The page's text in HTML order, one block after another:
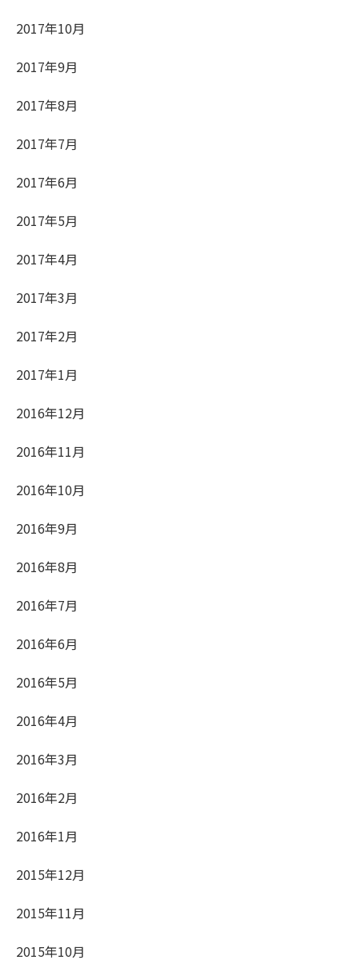
2017年10月
2017年9月
2017年8月
2017年7月
2017年6月
2017年5月
2017年4月
2017年3月
2017年2月
2017年1月
2016年12月
2016年11月
2016年10月
2016年9月
2016年8月
2016年7月
2016年6月
2016年5月
2016年4月
2016年3月
2016年2月
2016年1月
2015年12月
2015年11月
2015年10月